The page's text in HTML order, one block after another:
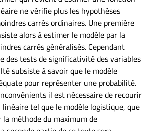
ne vérifie plus les hypothèses
carrés ordinaires. Une première
alors à estimer le modèle par la
carrés généralisés. Cependant
des tests de significativité des variables
subsiste à savoir que le modèle
pour représenter une probabilité.
il est nécessaire de recourir
linéaire tel que le modèle logistique, que
la méthode du maximum de